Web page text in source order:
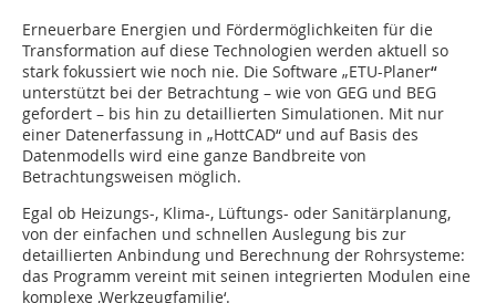
Erneuerbare Energien und Fördermöglichkeiten für die
Transformation auf diese Technologien werden aktuell so
stark fokussiert wie noch nie. Die Software „ETU-Planer“
unterstützt bei der Betrachtung – wie von GEG und BEG
gefordert – bis hin zu detaillierten Simulationen. Mit nur
einer Datenerfassung in „HottCAD“ und auf Basis des
Datenmodells wird eine ganze Bandbreite von
Betrachtungsweisen möglich.
Egal ob Heizungs-, Klima-, Lüftungs- oder Sanitärplanung,
von der einfachen und schnellen Auslegung bis zur
detaillierten Anbindung und Berechnung der Rohrsysteme:
das Programm vereint mit seinen integrierten Modulen eine
komplexe ‚Werkzeugfamilie‘.